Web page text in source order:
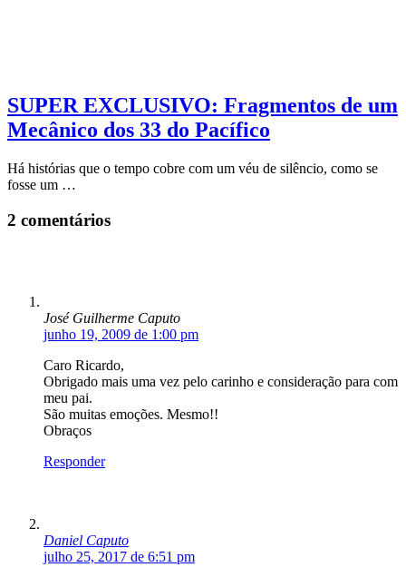
SUPER EXCLUSIVO: Fragmentos de um
Mecânico dos 33 do Pacífico
Há histórias que o tempo cobre com um véu de silêncio, como se
fosse um …
2 comentários
José Guilherme Caputo
junho 19, 2009 de 1:00 pm
Caro Ricardo,
Obrigado mais uma vez pelo carinho e consideração para com
meu pai.
São muitas emoções. Mesmo!!
Obraços
Responder
Daniel Caputo
julho 25, 2017 de 6:51 pm